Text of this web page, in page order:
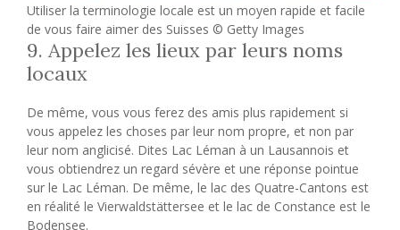
Utiliser la terminologie locale est un moyen rapide et facile
de vous faire aimer des Suisses © Getty Images
9. Appelez les lieux par leurs noms
locaux
De même, vous vous ferez des amis plus rapidement si
vous appelez les choses par leur nom propre, et non par
leur nom anglicisé. Dites Lac Léman à un Lausannois et
vous obtiendrez un regard sévère et une réponse pointue
sur le Lac Léman. De même, le lac des Quatre-Cantons est
en réalité le Vierwaldstättersee et le lac de Constance est le
Bodensee.